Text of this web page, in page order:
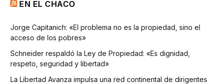
EN EL CHACO
Jorge Capitanich: «El problema no es la propiedad, sino el
acceso de los pobres»
Schneider respaldó la Ley de Propiedad: «Es dignidad,
respeto, seguridad y libertad»
La Libertad Avanza impulsa una red continental de dirigentes